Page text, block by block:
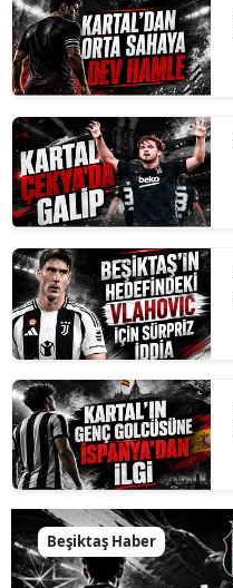
Beşiktaş Haber